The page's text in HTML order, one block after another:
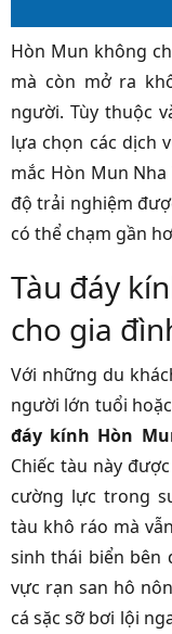
Hòn Mun không
mà còn mở ra
người. Tùy thuộc
lựa chọn các dịch
mắc Hòn Mun
độ trải nghiệm
có thể chạm gần
Tàu đáy
cho gia
Với những du
người lớn tuổi
đáy kính Hòn
Chiếc tàu này
cường lực trong
tàu khô ráo mà
sinh thái biển bên
vực rạn san hô
cá sặc sỡ bơi lội